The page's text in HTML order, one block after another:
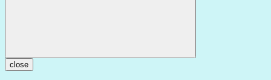
close